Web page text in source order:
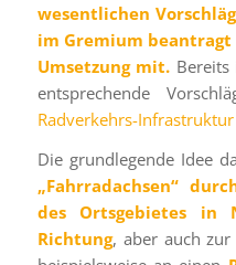
wesentlichen
im Gremium
Umsetzung mit.
entsprechende
Radverkehrs-
Die grundlegende Idee
„Fahrradachsen“
des Ortsgebietes in
Richtung, aber auch zur